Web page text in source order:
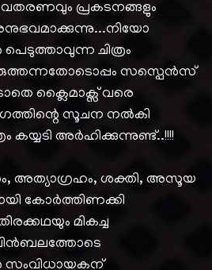
പ്രകടനങ്ങളും
ചിത്രം
സസ്പെൻസ്
ക്ലൈമാക്സ് വരെ
സൂചന നൽകി
കയ്യടി അർഹിക്കുന്നുണ്ട്..!!!!
അത്യാഗ്രഹം, ശക്തി, അസൂയ
കോർത്തിണക്കി
മികച്ച
സംവിധായകന്